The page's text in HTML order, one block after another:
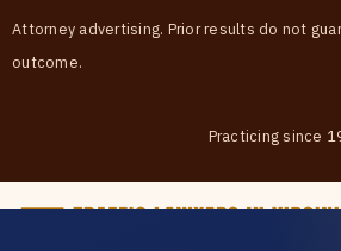
Attorney advertising. Prior results do not
outcome.
Practicing since